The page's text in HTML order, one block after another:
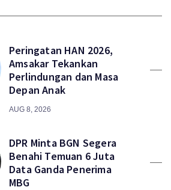
Peringatan HAN 2026,
Amsakar Tekankan
Perlindungan dan Masa
Depan Anak
AUG 8, 2026
DPR Minta BGN Segera
Benahi Temuan 6 Juta
Data Ganda Penerima
MBG